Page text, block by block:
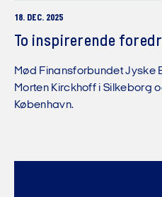
18. DEC. 2025
To inspirerende
Mød Finansforbundet Jyske
Morten Kirckhoff i Silkeborg
København.